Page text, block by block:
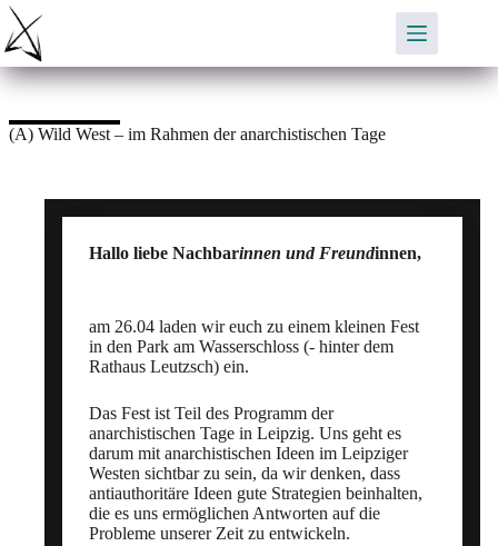
Zum
Inhalt
springen
(A) Wild West – im Rahmen der anarchistischen Tage
Hallo liebe Nachbarinnen und Freundinnen,
am 26.04 laden wir euch zu einem kleinen Fest
in den Park am Wasserschloss (- hinter dem
Rathaus Leutzsch) ein.
Das Fest ist Teil des Programm der
anarchistischen Tage in Leipzig. Uns geht es
darum mit anarchistischen Ideen im Leipziger
Westen sichtbar zu sein, da wir denken, dass
antiauthoritäre Ideen gute Strategien beinhalten,
die es uns ermöglichen Antworten auf die
Probleme unserer Zeit zu entwickeln.